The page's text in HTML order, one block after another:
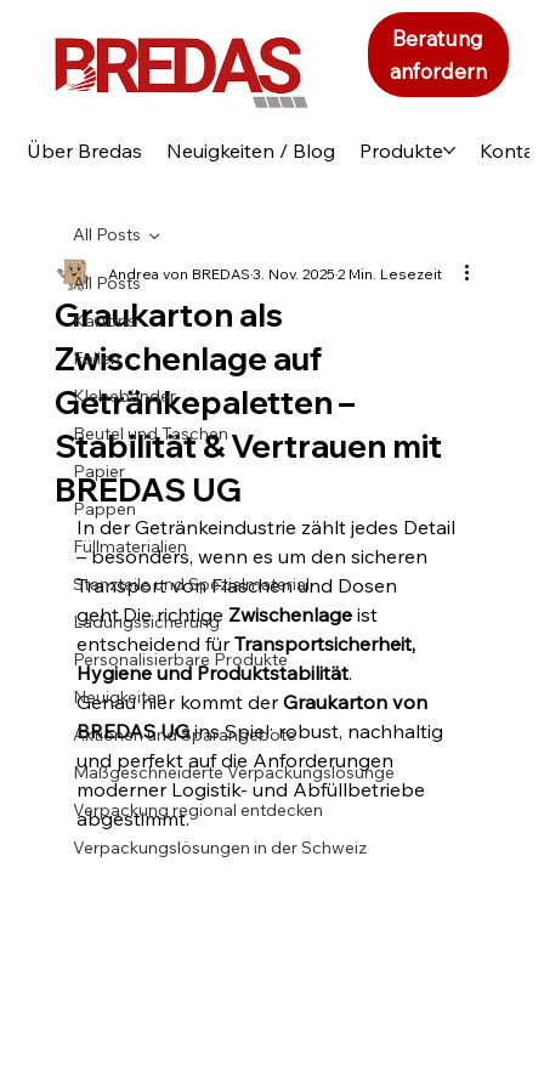
Über Bredas Neuigkeiten / Blog Produkte
Beratung
anfordern
All Posts
Kartons
Folien
Klebebänder
Beutel und Taschen
Papier
Pappen
Füllmaterialien
Stanzteile und Spezialmaterial
Ladungssicherung
Personalisierbare Produkte
Neuigkeiten
Aktionen und Sparangebote
Maßgeschneiderte Verpackungslösunge
Verpackung regional entdecken
Verpackungslösungen in der Schweiz
All Posts
Graukarton als
Zwischenlage auf
Getränkepaletten –
Stabilität & Vertrauen mit
BREDAS UG
Andrea von BREDAS3. Nov. 20252 Min. Lesezeit
In der Getränkeindustrie zählt jedes Detail
– besonders, wenn es um den sicheren
Transport von Flaschen und Dosen
geht.Die richtige Zwischenlage ist
entscheidend für Transportsicherheit,
Hygiene und Produktstabilität.
Genau hier kommt der Graukarton von
BREDAS UG ins Spiel: robust, nachhaltig
und perfekt auf die Anforderungen
moderner Logistik- und Abfüllbetriebe
abgestimmt.